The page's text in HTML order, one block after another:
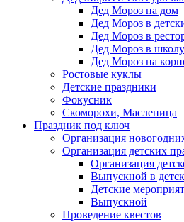
Дед Мороз на дом
Дед Мороз в
Дед Мороз в
Дед Мороз в школу
Дед Мороз на
Ростовые куклы
Детские праздники
Фокусник
Скоморохи, Масленица
Праздник под ключ
Организация
Организация детских
Организация
Выпускной в
Детские
Выпускной
Проведение квестов